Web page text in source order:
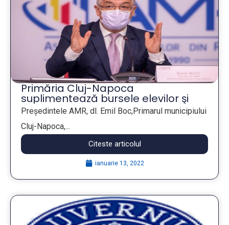
Primăria Cluj-Napoca
suplimentează bursele elevilor şi
acordă vouchere educaţionale
pentru profesori
Președintele AMR, dl. Emil Boc,Primarul municipiului
Cluj-Napoca,...
Citeste articolul
ianuarie 13, 2022